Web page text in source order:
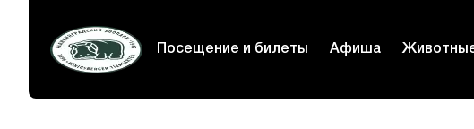
Посещение и билеты Афиша